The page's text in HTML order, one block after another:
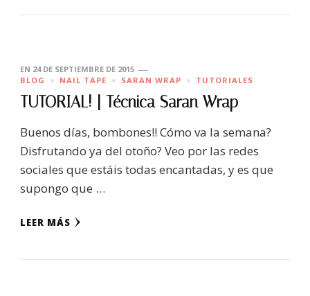
EN 24 DE SEPTIEMBRE DE 2015
BLOG
NAIL TAPE SARAN WRAP TUTORIALES
TUTORIAL! | Técnica Saran Wrap
Buenos días, bombones!! Cómo va la semana?
Disfrutando ya del otoño? Veo por las redes
sociales que estáis todas encantadas, y es que
supongo que …
LEER MÁS